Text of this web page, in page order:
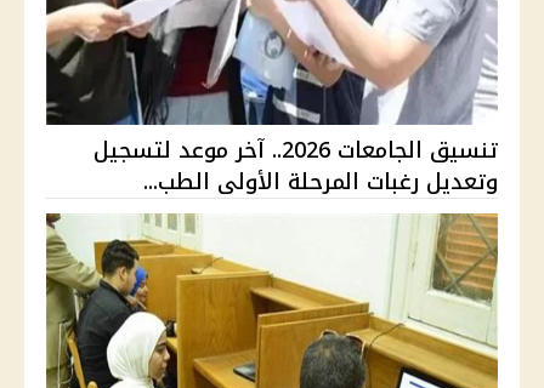
تنسيق الجامعات 2026.. آخر موعد لتسجيل
وتعديل رغبات المرحلة الأولى الطب...